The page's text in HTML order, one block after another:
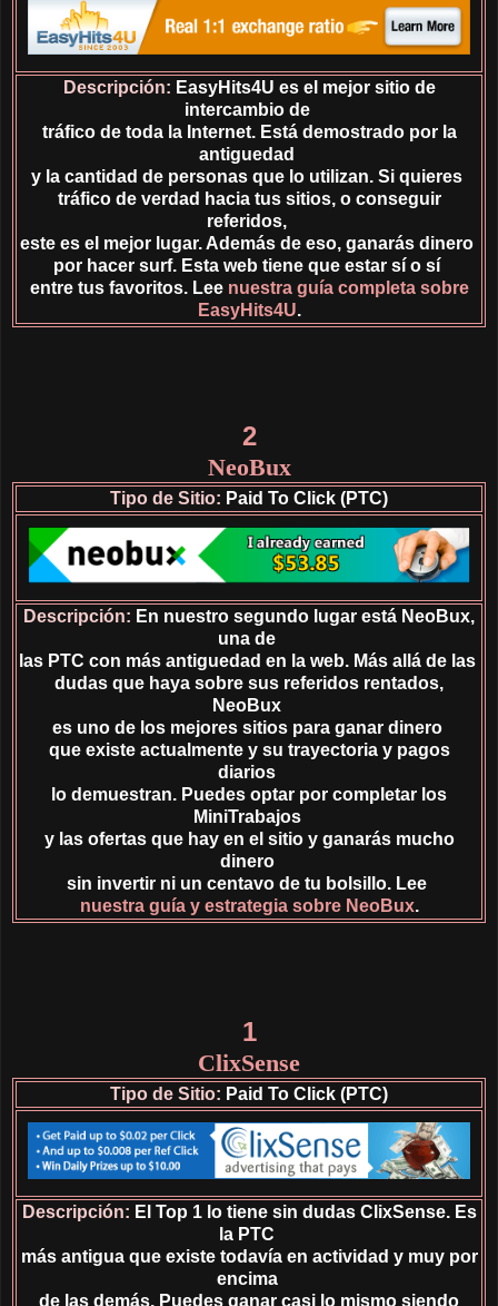
Descripción: EasyHits4U es el mejor sitio de
intercambio de
tráfico de toda la Internet. Está demostrado por la
antiguedad
y la cantidad de personas que lo utilizan. Si quieres
tráfico de verdad hacia tus sitios, o conseguir
referidos,
este es el mejor lugar. Además de eso, ganarás dinero
por hacer surf. Esta web tiene que estar sí o sí
entre tus favoritos. Lee nuestra guía completa sobre
EasyHits4U.
2
NeoBux
Tipo de Sitio: Paid To Click (PTC)
Descripción: En nuestro segundo lugar está NeoBux,
una de
las PTC con más antiguedad en la web. Más allá de las
dudas que haya sobre sus referidos rentados,
NeoBux
es uno de los mejores sitios para ganar dinero
que existe actualmente y su trayectoria y pagos
diarios
lo demuestran. Puedes optar por completar los
MiniTrabajos
y las ofertas que hay en el sitio y ganarás mucho
dinero
sin invertir ni un centavo de tu bolsillo. Lee
nuestra guía y estrategia sobre NeoBux.
1
ClixSense
Tipo de Sitio: Paid To Click (PTC)
Descripción: El Top 1 lo tiene sin dudas ClixSense. Es
la PTC
más antigua que existe todavía en actividad y muy por
encima
de las demás. Puedes ganar casi lo mismo siendo